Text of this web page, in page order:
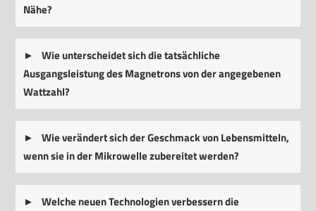
Nähe?
Wie unterscheidet sich die tatsächliche
Ausgangsleistung des Magnetrons von der angegebenen
Wattzahl?
Wie verändert sich der Geschmack von Lebensmitteln,
wenn sie in der Mikrowelle zubereitet werden?
Welche neuen Technologien verbessern die